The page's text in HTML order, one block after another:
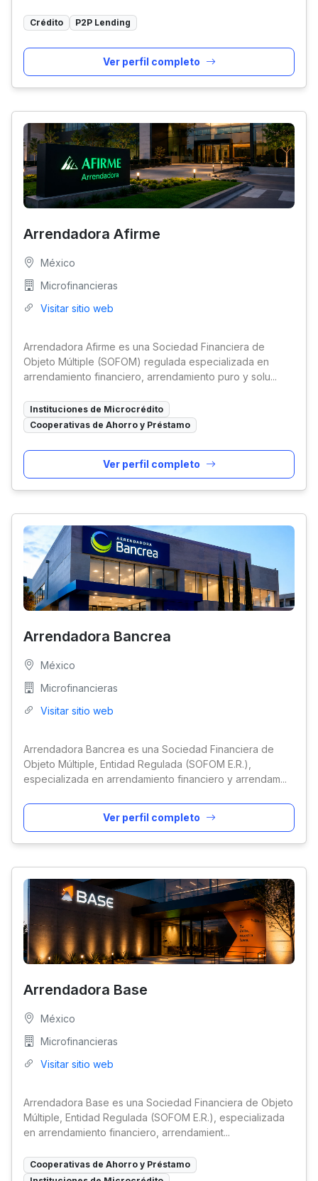
Crédito P2P Lending
Ver perfil completo
Arrendadora Afirme
México
Microfinancieras
Visitar sitio web
Arrendadora Afirme es una Sociedad Financiera de
Objeto Múltiple (SOFOM) regulada especializada en
arrendamiento financiero, arrendamiento puro y solu...
Instituciones de Microcrédito
Cooperativas de Ahorro y Préstamo
Ver perfil completo
Arrendadora Bancrea
México
Microfinancieras
Visitar sitio web
Arrendadora Bancrea es una Sociedad Financiera de
Objeto Múltiple, Entidad Regulada (SOFOM E.R.),
especializada en arrendamiento financiero y arrendam...
Ver perfil completo
Arrendadora Base
México
Microfinancieras
Visitar sitio web
Arrendadora Base es una Sociedad Financiera de Objeto
Múltiple, Entidad Regulada (SOFOM E.R.), especializada
en arrendamiento financiero, arrendamient...
Cooperativas de Ahorro y Préstamo